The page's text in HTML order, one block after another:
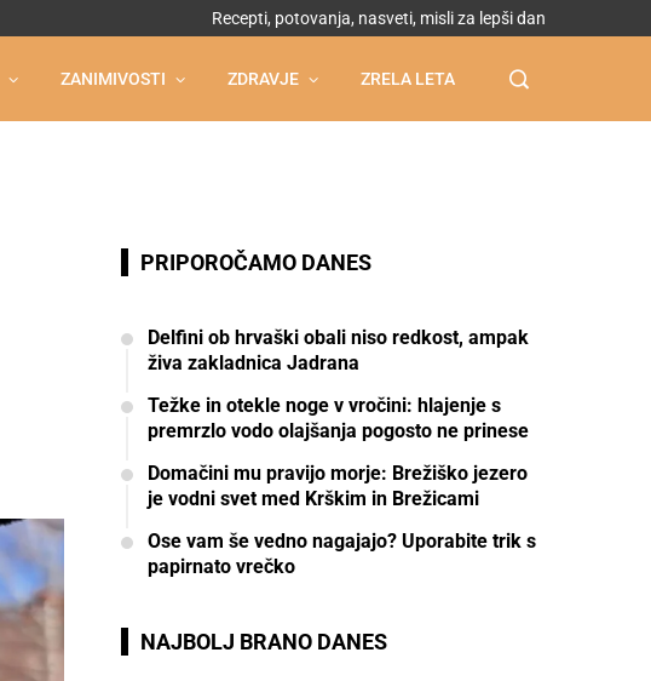
Recepti, potovanja, nasveti, misli za lepši dan
ZANIMIVOSTI ZDRAVJE ZRELA LETA
PRIPOROČAMO DANES
Delfini ob hrvaški obali niso redkost, ampak
živa zakladnica Jadrana
Težke in otekle noge v vročini: hlajenje s
premrzlo vodo olajšanja pogosto ne prinese
Domačini mu pravijo morje: Brežiško jezero
je vodni svet med Krškim in Brežicami
Ose vam še vedno nagajajo? Uporabite trik s
papirnato vrečko
NAJBOLJ BRANO DANES